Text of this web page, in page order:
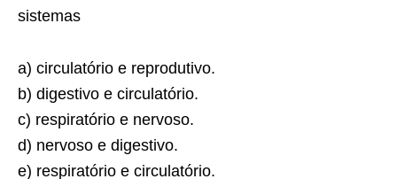
sistemas
a) circulatório e reprodutivo.
b) digestivo e circulatório.
c) respiratório e nervoso.
d) nervoso e digestivo.
e) respiratório e circulatório.